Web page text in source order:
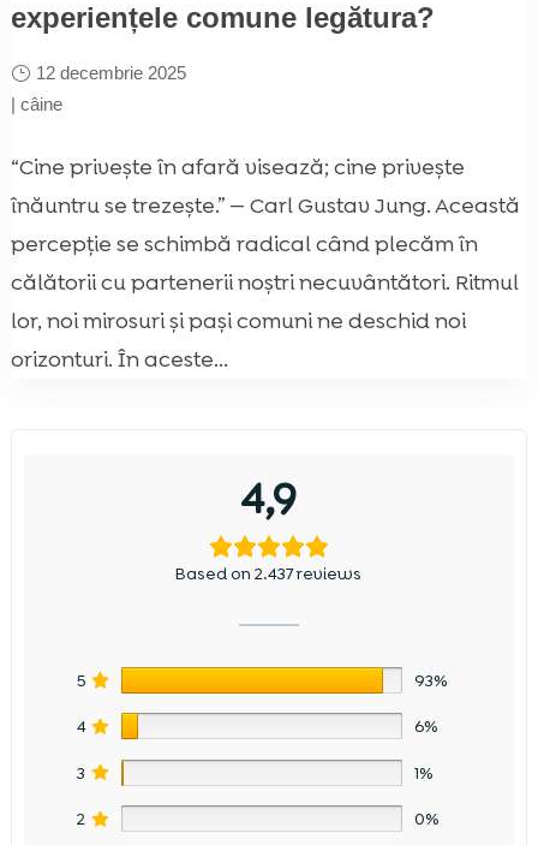
experiențele comune legătura?
12 decembrie 2025
| câine
“Cine privește în afară visează; cine privește
înăuntru se trezește.” — Carl Gustav Jung. Această
percepție se schimbă radical când plecăm în
călătorii cu partenerii noștri necuvântători. Ritmul
lor, noi mirosuri și pași comuni ne deschid noi
orizonturi. În aceste...
4,9
Based on 2.437 reviews
5 93%
4 6%
3 1%
2 0%